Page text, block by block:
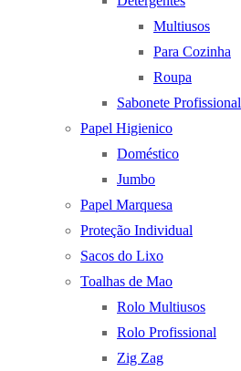
Multiusos
Para Cozinha
Roupa
Sabonete Profissional
Papel Higienico
Doméstico
Jumbo
Papel Marquesa
Proteção Individual
Sacos do Lixo
Toalhas de Mao
Rolo Multiusos
Rolo Profissional
Zig Zag